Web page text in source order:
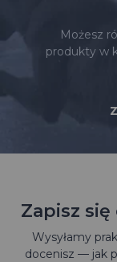
Możesz
produkty w
Zapisz
Wysyłamy
docenisz — jak